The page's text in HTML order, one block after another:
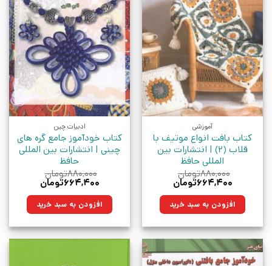
آموزشی
کتاب بافت انواع موتیف با
قلاب (2) | انتشارات بین
المللی حافظ
۸۸۰,۰۰۰تومان
قیمت
۸۸۰,۰۰۰تومان
بود.
۶۶۴,۴۰۰تومان
۶۶۴,۴۰۰تومان.افزودن به سبد خرید
ادبیات چین
کتاب خودآموز جامع گره های
چینی | انتشارات بین المللی
حافظ
۸۸۰,۰۰۰تومان
قیمت
۸۸۰,۰۰۰تومان
بود.
۶۶۴,۴۰۰تومان
۶۶۴,۴۰۰تومان.افزودن به سبد خرید